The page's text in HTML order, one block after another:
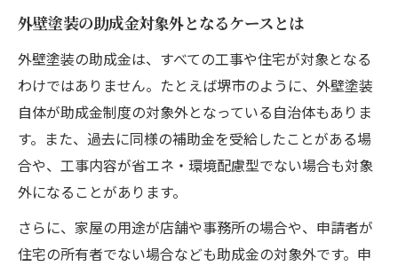
外壁塗装の助成金対象外となるケースとは
外壁塗装の助成金は、すべての工事や住宅が対象となる
わけではありません。たとえば堺市のように、外壁塗装
自体が助成金制度の対象外となっている自治体もありま
す。また、過去に同様の補助金を受給したことがある場
合や、工事内容が省エネ・環境配慮型でない場合も対象
外になることがあります。
さらに、家屋の用途が店舗や事務所の場合や、申請者が
住宅の所有者でない場合なども助成金の対象外です。申